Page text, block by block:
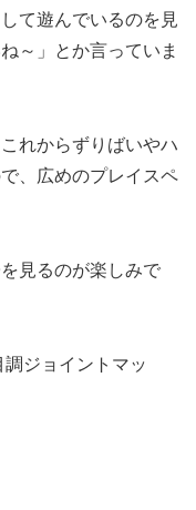
て遊んでいるのを見
～」とか言っていま
れからずりばいやハ
、広めのプレイスペ
見るのが楽しみで
ジョイントマッ